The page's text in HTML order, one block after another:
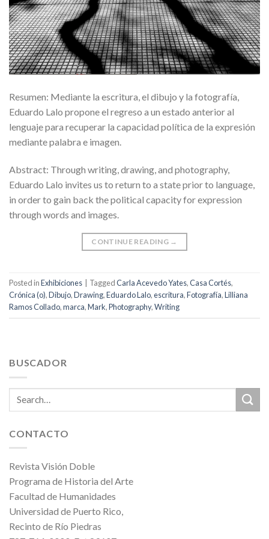
Resumen: Mediante la escritura, el dibujo y la fotografía,
Eduardo Lalo propone el regreso a un estado anterior al
lenguaje para recuperar la capacidad política de la expresión
mediante palabra e imagen.
Abstract: Through writing, drawing, and photography,
Eduardo Lalo invites us to return to a state prior to language,
in order to gain back the political capacity for expression
through words and images.
CONTINUE READING →
Posted inExhibiciones TaggedCarla Acevedo Yates,Casa Cortés,
Crónica (o),Dibujo,Drawing,Eduardo Lalo,escritura,Fotografía,Lilliana
Ramos Collado,marca,Mark,Photography,Writing
BUSCADOR
CONTACTO
Revista Visión Doble
Programa de Historia del Arte
Facultad de Humanidades
Universidad de Puerto Rico,
Recinto de Río Piedras